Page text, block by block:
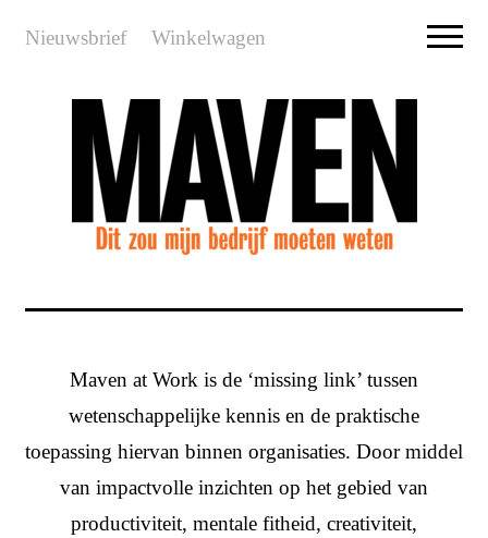
Nieuwsbrief Winkelwagen
Maven at Work is de ‘missing link’ tussen
wetenschappelijke kennis en de praktische
toepassing hiervan binnen organisaties. Door middel
van impactvolle inzichten op het gebied van
productiviteit, mentale fitheid, creativiteit,